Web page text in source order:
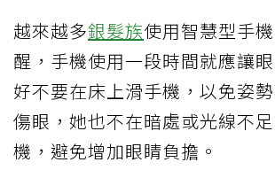
越來越多銀髮族使用智慧型手
醒，手機使用一段時間就應讓
好不要在床上滑手機，以免姿
傷眼，她也不在暗處或光線不
機，避免增加眼睛負擔。